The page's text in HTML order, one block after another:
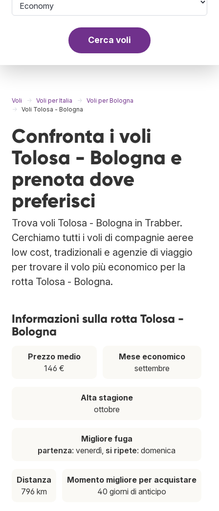
Cerca voli
Voli Voli per Italia
Voli per Bologna
Voli Tolosa - Bologna
Confronta i voli
Tolosa - Bologna e
prenota dove
preferisci
Trova voli Tolosa - Bologna in Trabber.
Cerchiamo tutti i voli di compagnie aeree
low cost, tradizionali e agenzie di viaggio
per trovare il volo più economico per la
rotta Tolosa - Bologna.
Informazioni sulla rotta Tolosa -
Bologna
Prezzo medio
146 €
Mese economico
settembre
Alta stagione
ottobre
Migliore fuga
partenza: venerdì, si ripete: domenica
Distanza
796 km
Momento migliore per acquistare
40 giorni di anticipo